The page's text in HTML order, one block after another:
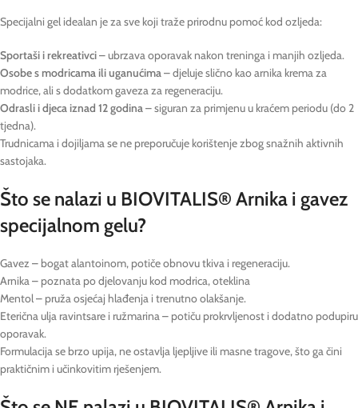
Specijalni gel idealan je za sve koji traže prirodnu pomoć kod ozljeda:
Sportaši i rekreativci– ubrzava oporavak nakon treninga i manjih ozljeda.
Osobe s modricama ili uganućima– djeluje slično kao arnika krema za
modrice, ali s dodatkom gaveza za regeneraciju.
Odrasli i djeca iznad 12 godina– siguran za primjenu u kraćem periodu (do 2
tjedna).
Trudnicama i dojiljama se ne preporučuje korištenje zbog snažnih aktivnih
sastojaka.
Što se nalazi u BIOVITALIS® Arnika i gavez
specijalnom gelu?
Gavez – bogat alantoinom, potiče obnovu tkiva i regeneraciju.
Arnika – poznata po djelovanju kod modrica, oteklina
Mentol – pruža osjećaj hlađenja i trenutno olakšanje.
Eterična ulja ravintsare i ružmarina – potiču prokrvljenost i dodatno podupiru
oporavak.
Formulacija se brzo upija, ne ostavlja ljepljive ili masne tragove, što ga čini
praktičnim i učinkovitim rješenjem.